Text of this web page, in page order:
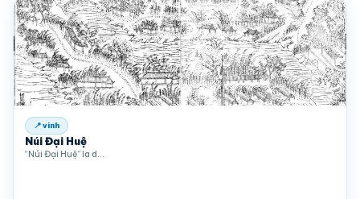
📍 vinh
Núi Đại Huệ
“Núi Đại Huệ” la d…